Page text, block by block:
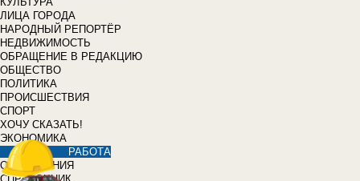
ЛИЦА ГОРОДА
НАРОДНЫЙ РЕПОРТЁР
НЕДВИЖИМОСТЬ
ОБРАЩЕНИЕ В РЕДАКЦИЮ
ОБЩЕСТВО
ПОЛИТИКА
ПРОИСШЕСТВИЯ
СПОРТ
ХОЧУ СКАЗАТЬ!
ЭКОНОМИКА
РАБОТА
ОБЪЯВЛЕНИЯ